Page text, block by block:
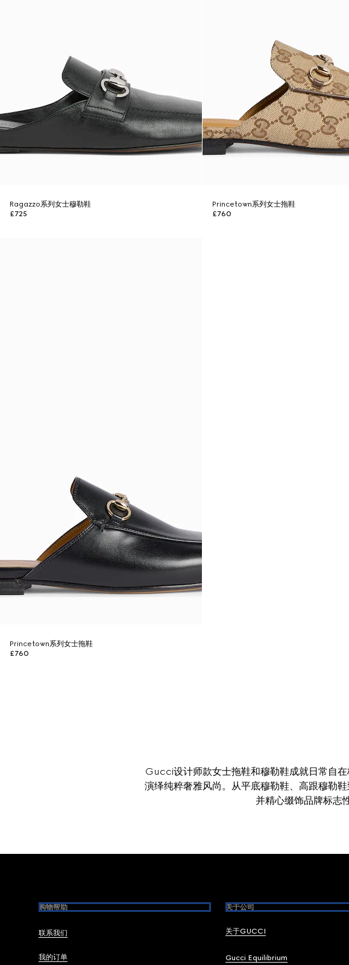
Ragazzo系列女士穆勒鞋
£725
Princetown系列女士拖鞋
£760
Princetown系列女士拖鞋
£760
Gucci设计师款女士拖鞋和穆勒鞋成就日常自
演绎纯粹奢雅风尚。从平底穆勒鞋、高跟穆勒
并精心缀饰品牌标志
购物帮助
联系我们
我的订单
关于公司
关于GUCCI
Gucci Equilibrium